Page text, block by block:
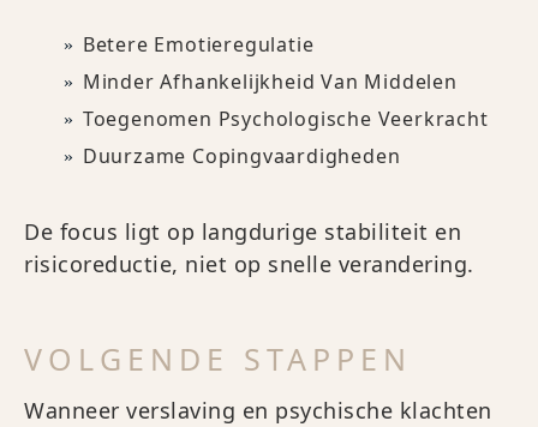
Betere Emotieregulatie
Minder Afhankelijkheid Van Middelen
Toegenomen Psychologische Veerkracht
Duurzame Copingvaardigheden
De focus ligt op langdurige stabiliteit en
risicoreductie, niet op snelle verandering.
VOLGENDE STAPPEN
Wanneer verslaving en psychische klachten